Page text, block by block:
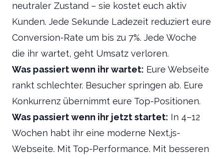
neutraler Zustand – sie kostet euch aktiv
Kunden. Jede Sekunde Ladezeit reduziert eure
Conversion-Rate um bis zu 7%. Jede Woche
die ihr wartet, geht Umsatz verloren.
Was passiert wenn ihr wartet: Eure Webseite
rankt schlechter. Besucher springen ab. Eure
Konkurrenz übernimmt eure Top-Positionen.
Was passiert wenn ihr jetzt startet: In 4–12
Wochen habt ihr eine moderne Next.js-
Webseite. Mit Top-Performance. Mit besseren